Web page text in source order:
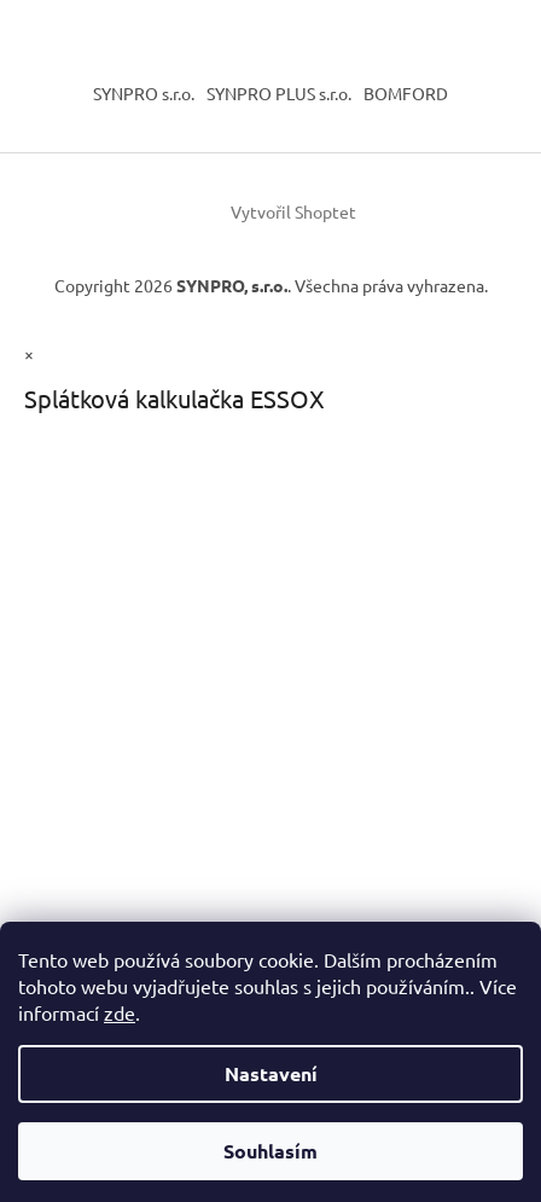
Tento web používá soubory cookie. Dalším procházením
tohoto webu vyjadřujete souhlas s jejich používáním.. Více
informací zde.
Nastavení
Souhlasím
Vážení zákazníci, v případě, že hledáte konkrétní zboží a my jej
nemáme v našem e-shopu, neváhejte nás kontaktovat a my Vám
SYNPRO s.r.o. SYNPRO PLUS s.r.o. BOMFORD
Vytvořil Shoptet
Copyright 2026 SYNPRO, s.r.o.. Všechna práva vyhrazena.
×
Splátková kalkulačka ESSOX